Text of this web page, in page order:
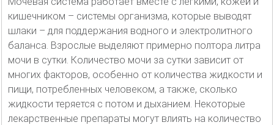
кишечником – системы организма, которые выводят
шлаки – для поддержания водного и электролитного
баланса. Взрослые выделяют примерно полтора литра
мочи в сутки. Количество мочи за сутки зависит от
многих факторов, особенно от количества жидкости и
пищи, потребленных человеком, а также, сколько
жидкости теряется с потом и дыханием. Некоторые
лекарственные препараты могут влиять на количество